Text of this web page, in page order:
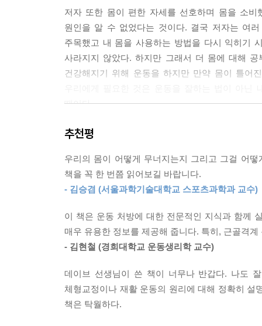
저자 또한 몸이 편한 자세를 선호하며 몸을 소
원인을 알 수 없었다는 것이다. 결국 저자는 여
주목했고 내 몸을 사용하는 방법을 다시 익히기
사라지지 않았다. 하지만 그래서 더 몸에 대해
건강해지기 위해 운동을 하지만 만약 몸이 틀어
때이다.
“골반이 틀어졌다면 골반만 교정하면 될까?”
오다리라면 무릎만 교정하면 될까? 한쪽 발목이
동대학교 대학원에서 스포츠마케팅을 전공한
맞췄다. 무릎과 발목에 생긴 이상의 원인이 골반의
저자는 우리 몸의 유기성을 쉽게 이해할 수 있도
방안을 모색할 수 있도록 바로 따라 할 수 있는
상세히 담아내고, 100여 컷의 일러스트를 더해 이
추천평
우리의 몸이 어떻게 무너지는지 그리고 그걸 어
책을 꼭 한 번쯤 읽어보길 바랍니다.
- 김승겸 (서울과학기술대학교 스포츠과학과 교수)
이 책은 운동 처방에 대한 전문적인 지식과 함께
매우 유용한 정보를 제공해 줍니다. 특히, 근골격
- 김현철 (경희대학교 운동생리학 교수)
데이브 선생님이 쓴 책이 너무나 반갑다. 나도
체형교정이나 재활 운동의 원리에 대해 정확히
책은 탁월하다.